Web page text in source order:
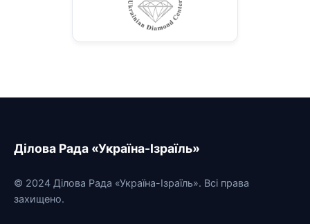
Ділова Рада «Україна-Ізраїль»
© 2024 Ділова Рада «Україна-Ізраїль». Всі права
захищено.